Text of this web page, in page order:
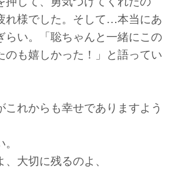
れ様でした。そして…本当にあ
らい。「聡ちゃんと一緒にこの
のも嬉しかった！」と語ってい
これからも幸せでありますよう
大切に残るのよ、